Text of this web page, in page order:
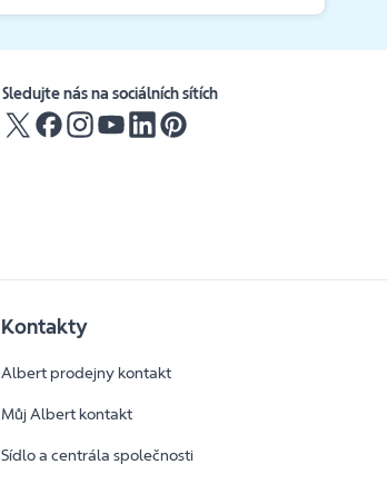
Sledujte nás na sociálních sítích
Kontakty
Albert prodejny kontakt
Můj Albert kontakt
Sídlo a centrála společnosti